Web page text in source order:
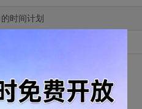
时间计划